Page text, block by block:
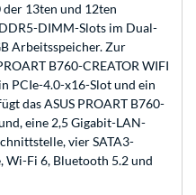
der 13ten und 12ten
DIMM-Slots im Dual-
Arbeitsspeicher. Zur
B760-CREATOR WIFI
PCIe-4.0-x16-Slot und ein
das ASUS PROART B760-
eine 2,5 Gigabit-LAN-
vier SATA3-
Wi-Fi 6, Bluetooth 5.2 und